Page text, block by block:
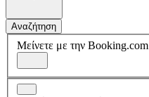
Αναζήτηση
Μείνετε με την Booking.com